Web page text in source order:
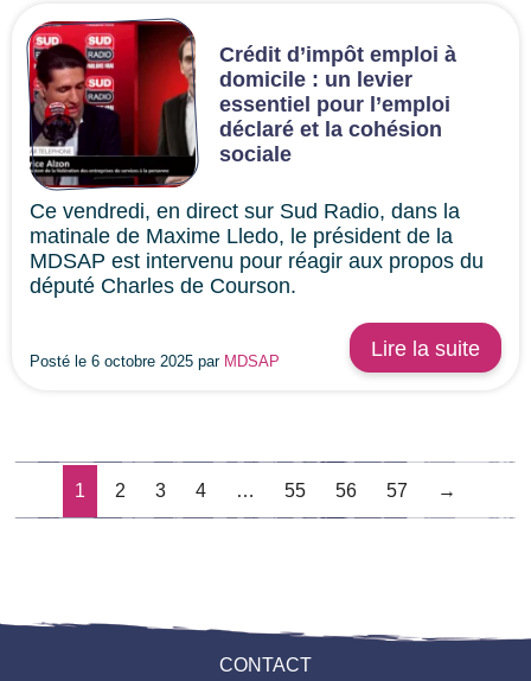
Crédit d’impôt emploi à
domicile : un levier
essentiel pour l’emploi
déclaré et la cohésion
sociale
Ce vendredi, en direct sur Sud Radio, dans la
matinale de Maxime Lledo, le président de la
MDSAP est intervenu pour réagir aux propos du
député Charles de Courson.
Posté le 6 octobre 2025 par MDSAP
Lire la suite
1 2 3 4 … 55 56 57 →
CONTACT